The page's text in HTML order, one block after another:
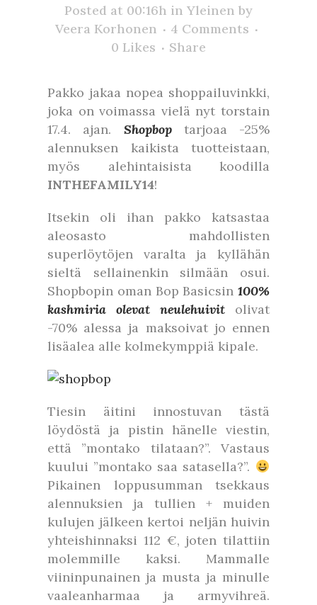
Posted at 00:16h in Yleinen by
Veera Korhonen
4 Comments
0 Likes Share
Pakko jakaa nopea shoppailuvinkki,
joka on voimassa vielä nyt torstain
17.4. ajan. Shopbop tarjoaa -25%
alennuksen kaikista tuotteistaan,
myös alehintaisista koodilla
INTHEFAMILY14!
Itsekin oli ihan pakko katsastaa
aleosasto mahdollisten
superlöytöjen varalta ja kyllähän
sieltä sellainenkin silmään osui.
Shopbopin oman Bop Basicsin 100%
kashmiria olevat neulehuivit
olivat
-70% alessa ja maksoivat jo ennen
lisäalea alle kolmekymppiä kipale.
Tiesin äitini innostuvan tästä
löydöstä ja pistin hänelle viestin,
että ”montako tilataan?”. Vastaus
kuului ”montako saa satasella?”.
Pikainen loppusumman tsekkaus
alennuksien ja tullien + muiden
kulujen jälkeen kertoi neljän huivin
yhteishinnaksi 112 €, joten tilattiin
molemmille kaksi. Mammalle
viininpunainen ja musta ja minulle
vaaleanharmaa ja armyvihreä.